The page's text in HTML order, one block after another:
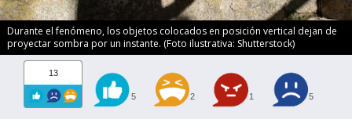
Durante el fenómeno, los objetos colocados en posición vertical dejan de
proyectar sombra por un instante. (Foto ilustrativa: Shutterstock)
13
5 2 1 5